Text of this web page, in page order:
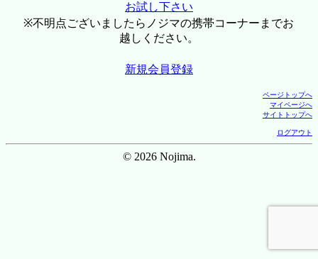
お試し下さい
※不明点ございましたらノジマの携帯コーナーまでお
越しください。
新規会員登録
ページトップへ
マイページへ
サイトトップへ
ログアウト
© 2026 Nojima.